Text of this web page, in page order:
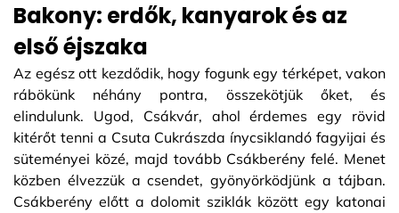
Bakony: erdők, kanyarok és az
első éjszaka
Az egész ott kezdődik, hogy fogunk egy térképet, vakon
rábökünk néhány pontra, összekötjük őket, és
elindulunk. Ugod, Csákvár, ahol érdemes egy rövid
kitérőt tenni a Csuta Cukrászda ínycsiklandó fagyijai és
süteményei közé, majd tovább Csákberény felé. Menet
közben élvezzük a csendet, gyönyörködjünk a tájban.
Csákberény előtt a dolomit sziklák között egy katonai